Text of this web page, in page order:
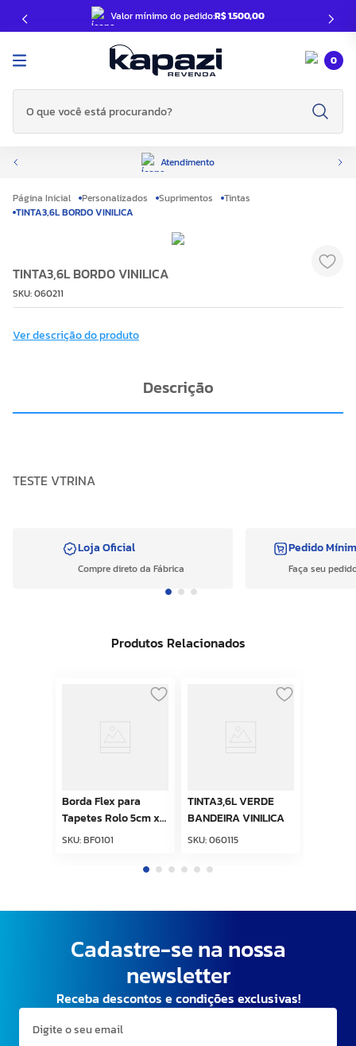
Valor mínimo do pedido:R$ 1.500,00
0
O que você está procurando?
Atendimento
Personalizados Suprimentos
Tintas
TINTA3,6L BORDO VINILICA
TINTA3,6L BORDO VINILICA
SKU:060211
Ver descrição do produto
Descrição
TESTE VTRINA
Loja Oficial
Compre direto da Fábrica
Pedido
Faça seu
Produtos Relacionados
Borda Flex para
Tapetes Rolo 5cm x
15m Cinza Kapazi
SKU:BF0101
TINTA3,6L VERDE
BANDEIRA VINILICA
SKU:060115
Cadastre-se na nossa
newsletter
Receba descontos e condições exclusivas!